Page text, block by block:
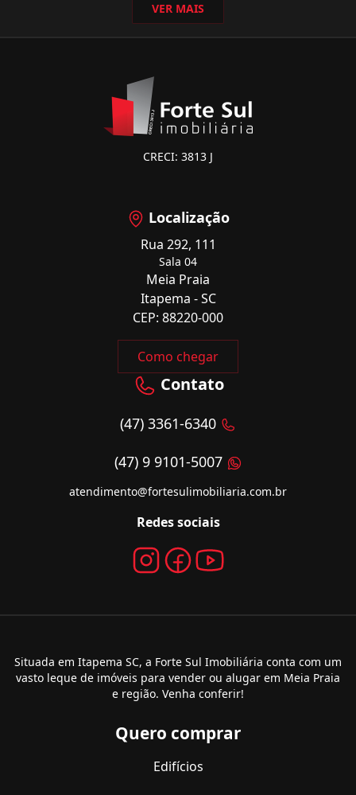
VER MAIS
CRECI: 3813 J
Localização
Rua 292, 111
Sala 04
Meia Praia
Itapema - SC
CEP: 88220-000
Como chegar
Contato
(47) 3361-6340
(47) 9 9101-5007
atendimento@fortesulimobiliaria.com.br
Redes sociais
Situada em Itapema SC, a Forte Sul Imobiliária conta com um
vasto leque de imóveis para vender ou alugar em Meia Praia
e região. Venha conferir!
Quero comprar
Edifícios